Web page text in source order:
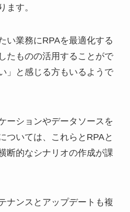
ます。
い業務にRPAを最適化する
たものの活用することがで
」と感じる方もいるようで
ーションやデータソースを
ついては、これらとRPAと
断的なシナリオの作成が課
ナンスとアップデートも複